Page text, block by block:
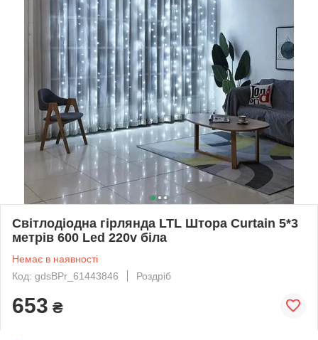
Світлодіодна гірлянда LTL Штора Сurtain 5*3
метрів 600 Led 220v біла
Немає в наявності
Код: gdsBPr_61443846
Роздріб
653 ₴